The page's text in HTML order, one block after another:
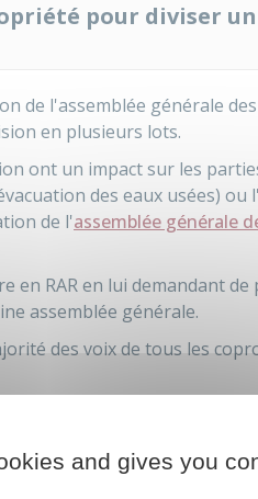
pour diviser
de l'assemblée générale
en plusieurs lots.
ont un impact sur les
des eaux usées) ou
de l'assemblée générale
en RARen lui demandant
assemblée générale.
des voix de tous les
de chauffage ou de froid,
and gives you